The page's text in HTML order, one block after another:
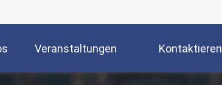
Veranstaltungen Kontaktieren